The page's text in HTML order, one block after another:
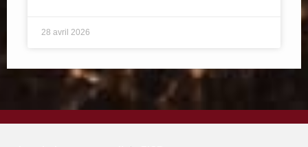
28 avril 2026